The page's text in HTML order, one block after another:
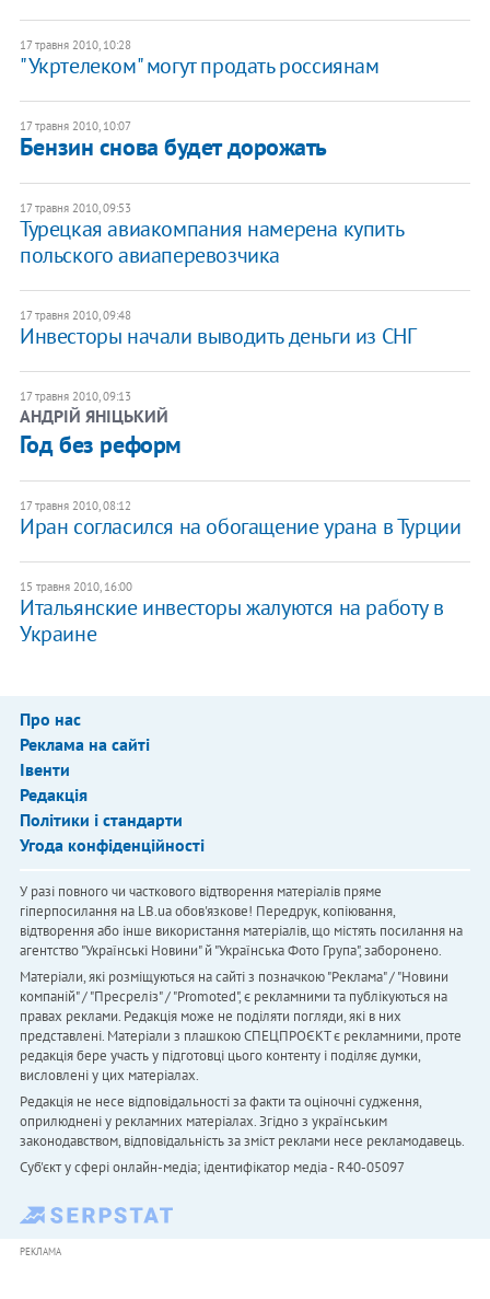
17 травня 2010, 10:28
"Укртелеком" могут продать россиянам
17 травня 2010, 10:07
Бензин снова будет дорожать
17 травня 2010, 09:53
Турецкая авиакомпания намерена купить
польского авиаперевозчика
17 травня 2010, 09:48
Инвесторы начали выводить деньги из СНГ
17 травня 2010, 09:13
АНДРІЙ ЯНІЦЬКИЙ
Год без реформ
17 травня 2010, 08:12
Иран согласился на обогащение урана в Турции
15 травня 2010, 16:00
Итальянские инвесторы жалуются на работу в
Украине
Про нас
Реклама на сайті
Івенти
Редакція
Політики і стандарти
Угода конфіденційності
У разі повного чи часткового відтворення матеріалів пряме
гіперпосилання на LB.ua обов'язкове! Передрук, копіювання,
відтворення або інше використання матеріалів, що містять посилання на
агентство "Українськi Новини" й "Українська Фото Група", заборонено.
Матеріали, які розміщуються на сайті з позначкою "Реклама" / "Новини
компаній" / "Пресреліз" / "Promoted", є рекламними та публікуються на
правах реклами. Редакція може не поділяти погляди, які в них
представлені. Матеріали з плашкою СПЕЦПРОЄКТ є рекламними, проте
редакція бере участь у підготовці цього контенту і поділяє думки,
висловлені у цих матеріалах.
Редакція не несе відповідальності за факти та оціночні судження,
оприлюднені у рекламних матеріалах. Згідно з українським
законодавством, відповідальність за зміст реклами несе рекламодавець.
Cуб'єкт у сфері онлайн-медіа; ідентифікатор медіа - R40-05097
РЕКЛАМА